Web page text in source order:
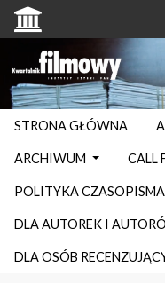
STRONA GŁÓWNA
ARCHIWUM CALL
POLITYKA CZASOPISMA
DLA AUTOREK I
DLA OSÓB